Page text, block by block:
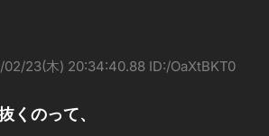
02/23(木) 20:34:40.88 ID:/OaXtBKT0
くのって、